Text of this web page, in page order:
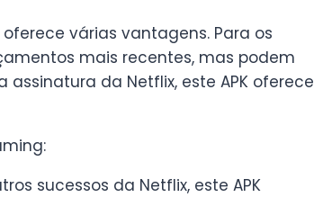
várias vantagens. Para os
mais recentes, mas podem
da Netflix, este APK oferece
sucessos da Netflix, este APK